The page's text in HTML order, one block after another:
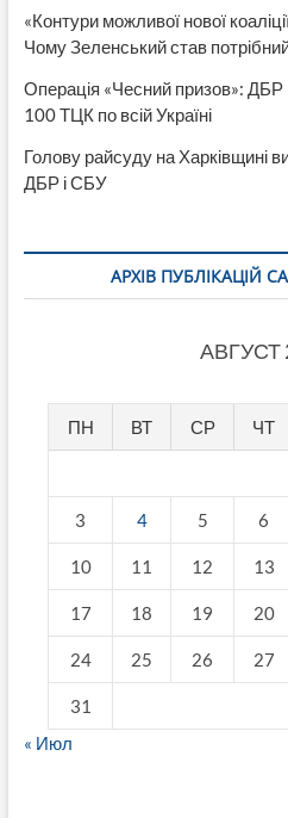
«Контури можливої нової
Чому Зеленський став
Операція «Чесний призов»:
100 ТЦК по всій Україні
Голову райсуду на Харківщині
ДБР і СБУ
АРХІВ ПУБЛІКАЦІЙ
АВГУСТ
ПН ВТ СР ЧТ
3 4 5 6
10 11 12 13
17 18 19 20
24 25 26 27
31
« Июл